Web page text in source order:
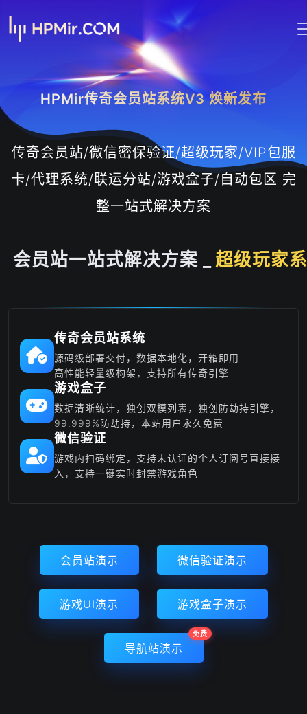
HPMir传奇会员站系统V3 焕新发布
传奇会员站/微信密保验证/超级玩家/VIP包服
卡/代理系统/联运分站/游戏盒子/自动包区 完
整一站式解决方案
会员站一站式解决方案 _ 包服卡系统
传奇会员站系统
源码级部署交付，数据本地化，开箱即用
高性能轻量级构架，支持所有传奇引擎
游戏盒子
数据清晰统计，独创双模列表，独创防劫持引擎，
99.999%防劫持，本站用户永久免费
微信验证
游戏内扫码绑定，支持未认证的个人订阅号直接接
入，支持一键实时封禁游戏角色
会员站演示 微信验证演示
游戏UI演示 游戏盒子演示
导航站演示
免费